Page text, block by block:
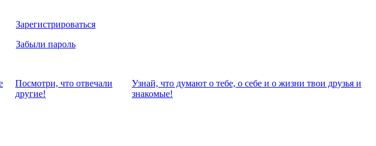
Зарегистрироваться
Забыли пароль
Посмотри, что отвeчали
другие!
Узнай, что думают о тебе, о себе и о жизни твои друзья и
знакомые!